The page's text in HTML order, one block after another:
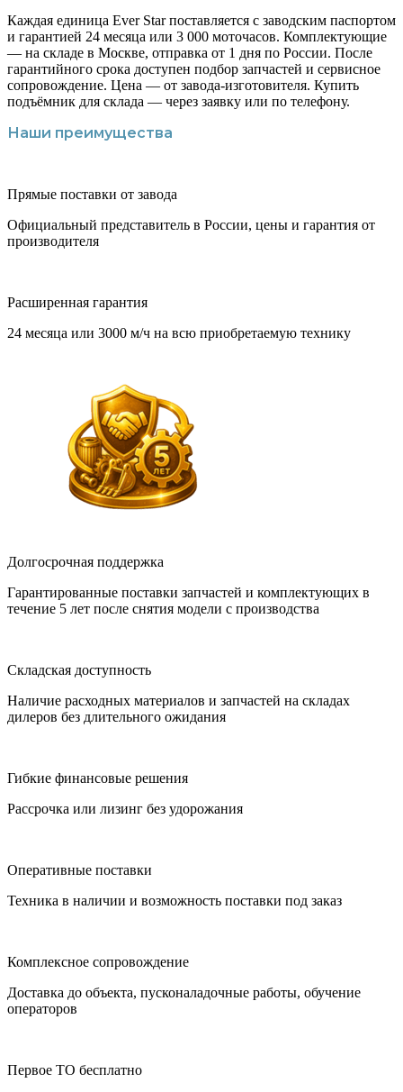
Каждая единица Ever Star поставляется с заводским паспортом
и гарантией 24 месяца или 3 000 моточасов. Комплектующие
— на складе в Москве, отправка от 1 дня по России. После
гарантийного срока доступен подбор запчастей и сервисное
сопровождение. Цена — от завода-изготовителя. Купить
подъёмник для склада — через заявку или по телефону.
Наши преимущества
Прямые поставки от завода
Официальный представитель в России, цены и гарантия от
производителя
Расширенная гарантия
24 месяца или 3000 м/ч на всю приобретаемую технику
Долгосрочная поддержка
Гарантированные поставки запчастей и комплектующих в
течение 5 лет после снятия модели с производства
Складская доступность
Наличие расходных материалов и запчастей на складах
дилеров без длительного ожидания
Гибкие финансовые решения
Рассрочка или лизинг без удорожания
Оперативные поставки
Техника в наличии и возможность поставки под заказ
Комплексное сопровождение
Доставка до объекта, пусконаладочные работы, обучение
операторов
Первое ТО бесплатно